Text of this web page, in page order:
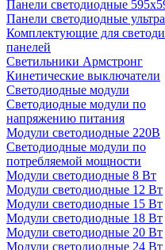
Панели светодиодные
Панели светодиодные
Комплектующие для
панелей
Светильники Армстронг
Кинетические выключатели
Светодиодные модули
Светодиодные модули по
напряжению питания
Модули светодиодные 220В
Светодиодные модули по
потребляемой мощности
Модули светодиодные 8 Вт
Модули светодиодные 12 Вт
Модули светодиодные 15 Вт
Модули светодиодные 18 Вт
Модули светодиодные 20 Вт
Модули светодиодные 24 Вт